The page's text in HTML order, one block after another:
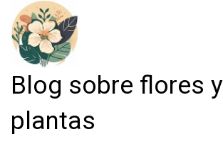
Blog sobre flores y
plantas